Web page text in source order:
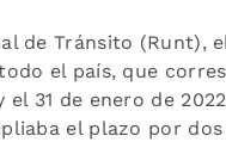
de Tránsito (Runt),
el país, que
31 de enero de
el plazo por